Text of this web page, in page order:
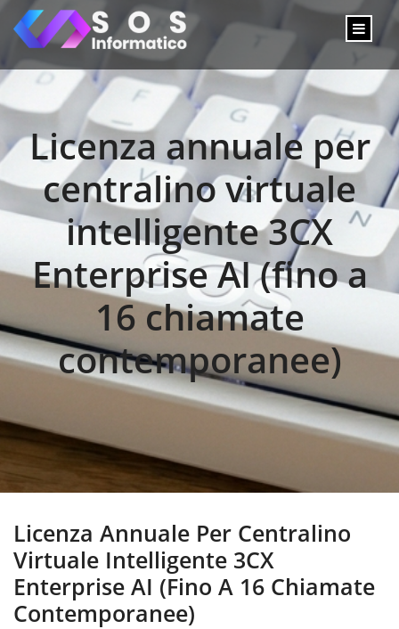
Licenza annuale per
centralino virtuale
intelligente 3CX
Enterprise AI (fino a
16 chiamate
contemporanee)
Licenza Annuale Per Centralino
Virtuale Intelligente 3CX
Enterprise AI (fino A 16 Chiamate
Contemporanee)